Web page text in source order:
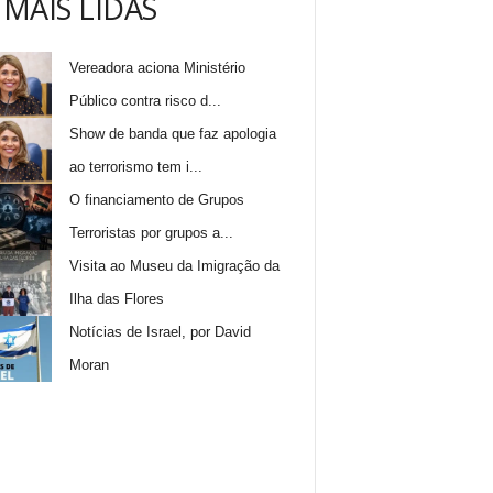
LIDAS
Vereadora aciona Ministério
Público contra risco d...
Show de banda que faz apologia
ao terrorismo tem i...
O financiamento de Grupos
Terroristas por grupos a...
Visita ao Museu da Imigração da
Ilha das Flores
Notícias de Israel, por David
Moran